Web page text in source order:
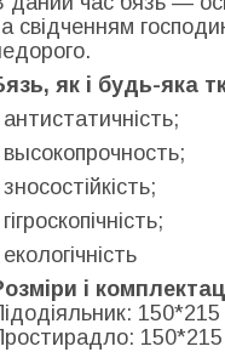
свідченням
як і будь-яка
высокопрочность;
і